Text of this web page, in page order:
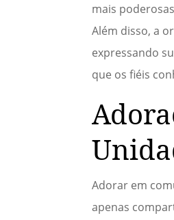
mais
Além disso, a
expressando
que os fiéis
Adorar em
apenas